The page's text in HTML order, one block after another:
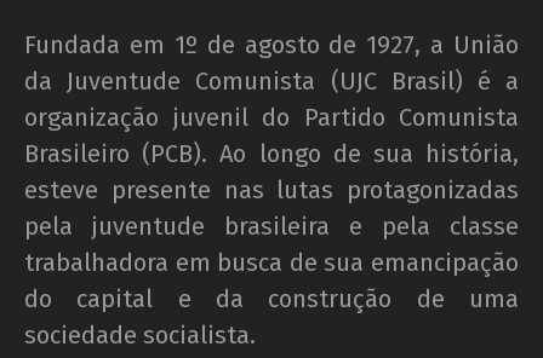
Fundada em 1º de agosto de 1927, a União
da Juventude Comunista (UJC Brasil) é a
organização juvenil do Partido Comunista
Brasileiro (PCB). Ao longo de sua história,
esteve presente nas lutas protagonizadas
pela juventude brasileira e pela classe
trabalhadora em busca de sua emancipação
do capital e da construção de uma
sociedade socialista.